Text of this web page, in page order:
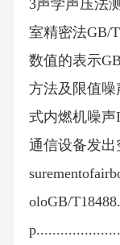
3声学声压法
室精密法GB/
数值的表示
方法及限值噪
式内燃机噪声
通信设备发
oloGB/